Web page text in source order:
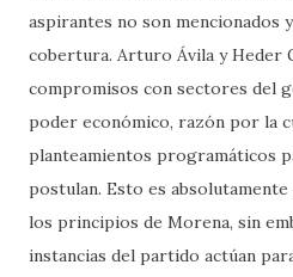
aspirantes no son mencionados
cobertura. Arturo Ávila y Heder
compromisos con sectores del
poder económico, razón por la
planteamientos programáticos
postulan. Esto es
los principios de Morena, sin
instancias del partido actúan